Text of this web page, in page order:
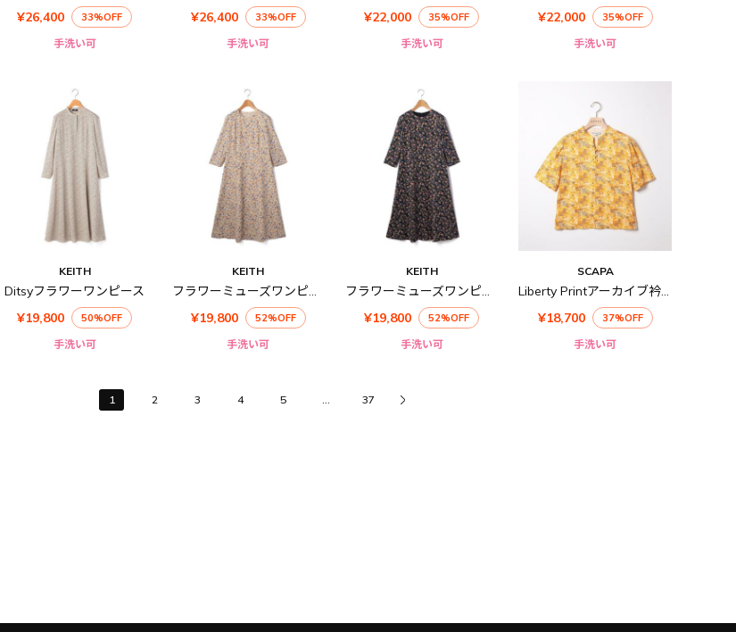
¥26,400
33%OFF
手洗い可
¥26,400
33%OFF
手洗い可
¥22,000
35%OFF
手洗い可
¥22,000
35%OFF
手洗い可
KEITH
Ditsyフラワーワンピース
¥19,800
50%OFF
手洗い可
KEITH
フラワーミューズワンピース
¥19,800
52%OFF
手洗い可
KEITH
フラワーミューズワンピース
¥19,800
52%OFF
手洗い可
SCAPA
Liberty Printアーカイブ衿付きカットソー
¥18,700
37%OFF
手洗い可
1 2 3 4 5 ... 37